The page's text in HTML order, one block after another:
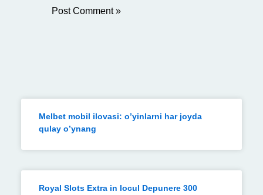
Melbet mobil ilovasi: o’yinlarni har joyda
qulay o’ynang
Royal Slots Extra in locul Depunere 300